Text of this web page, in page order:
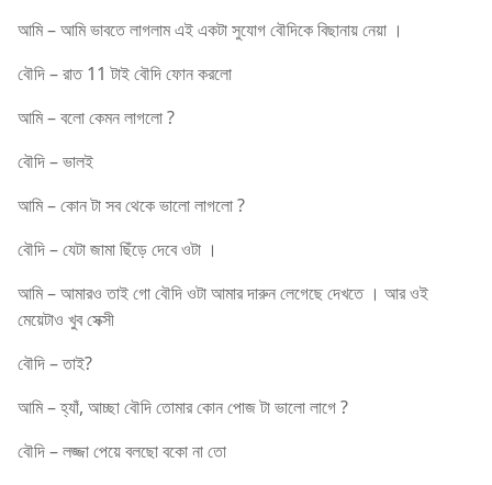
আমি – আমি ভাবতে লাগলাম এই একটা সুযোগ বৌদিকে বিছানায় নেয়া ।
বৌদি – রাত 11 টাই বৌদি ফোন করলো
আমি – বলো কেমন লাগলো ?
বৌদি – ভালই
আমি – কোন টা সব থেকে ভালো লাগলো ?
বৌদি – যেটা জামা ছিঁড়ে দেবে ওটা ।
আমি – আমারও তাই গো বৌদি ওটা আমার দারুন লেগেছে দেখতে । আর ওই
মেয়েটাও খুব সেক্সী
বৌদি – তাই?
আমি – হ্যাঁ, আচ্ছা বৌদি তোমার কোন পোজ টা ভালো লাগে ?
বৌদি – লজ্জা পেয়ে বলছো বকো না তো